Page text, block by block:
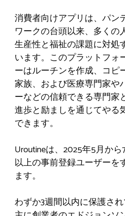
消費者向けアプリは、パン
ワークの台頭以来​​、多くの
生産性と福祉の課題に対処
います。このプラットフォ
ーはルーチンを作成、コピ
家族、および医療専門家や
ーなどの信頼できる専門家
進歩と励ましを通じてやる
できます。
Uroutineは、2025年5月か
以上の事前登録ユーザーを
ます。
わずか3週間以内に保護され